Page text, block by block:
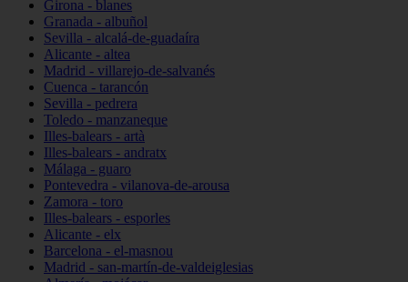
Girona - blanes
Granada - albuñol
Sevilla - alcalá-de-guadaíra
Alicante - altea
Madrid - villarejo-de-salvanés
Cuenca - tarancón
Sevilla - pedrera
Toledo - manzaneque
Illes-balears - artà
Illes-balears - andratx
Málaga - guaro
Pontevedra - vilanova-de-arousa
Zamora - toro
Illes-balears - esporles
Alicante - elx
Barcelona - el-masnou
Madrid - san-martín-de-valdeiglesias